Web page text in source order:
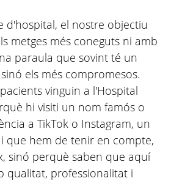
d'hospital, el nostre objectiu
metges més coneguts ni amb
paraula que sovint té un
els més compromesos.
vinguin a l'Hospital
hi visiti un nom famós o
a TikTok o Instagram, un
que hem de tenir en compte,
sinó perquè saben que aquí
qualitat, professionalitat i